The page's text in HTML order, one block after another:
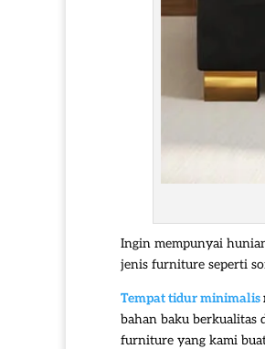
Ingin mempunyai
jenis furniture seperti
Tempat tidur minimalis
bahan baku berkualitas
furniture yang kami